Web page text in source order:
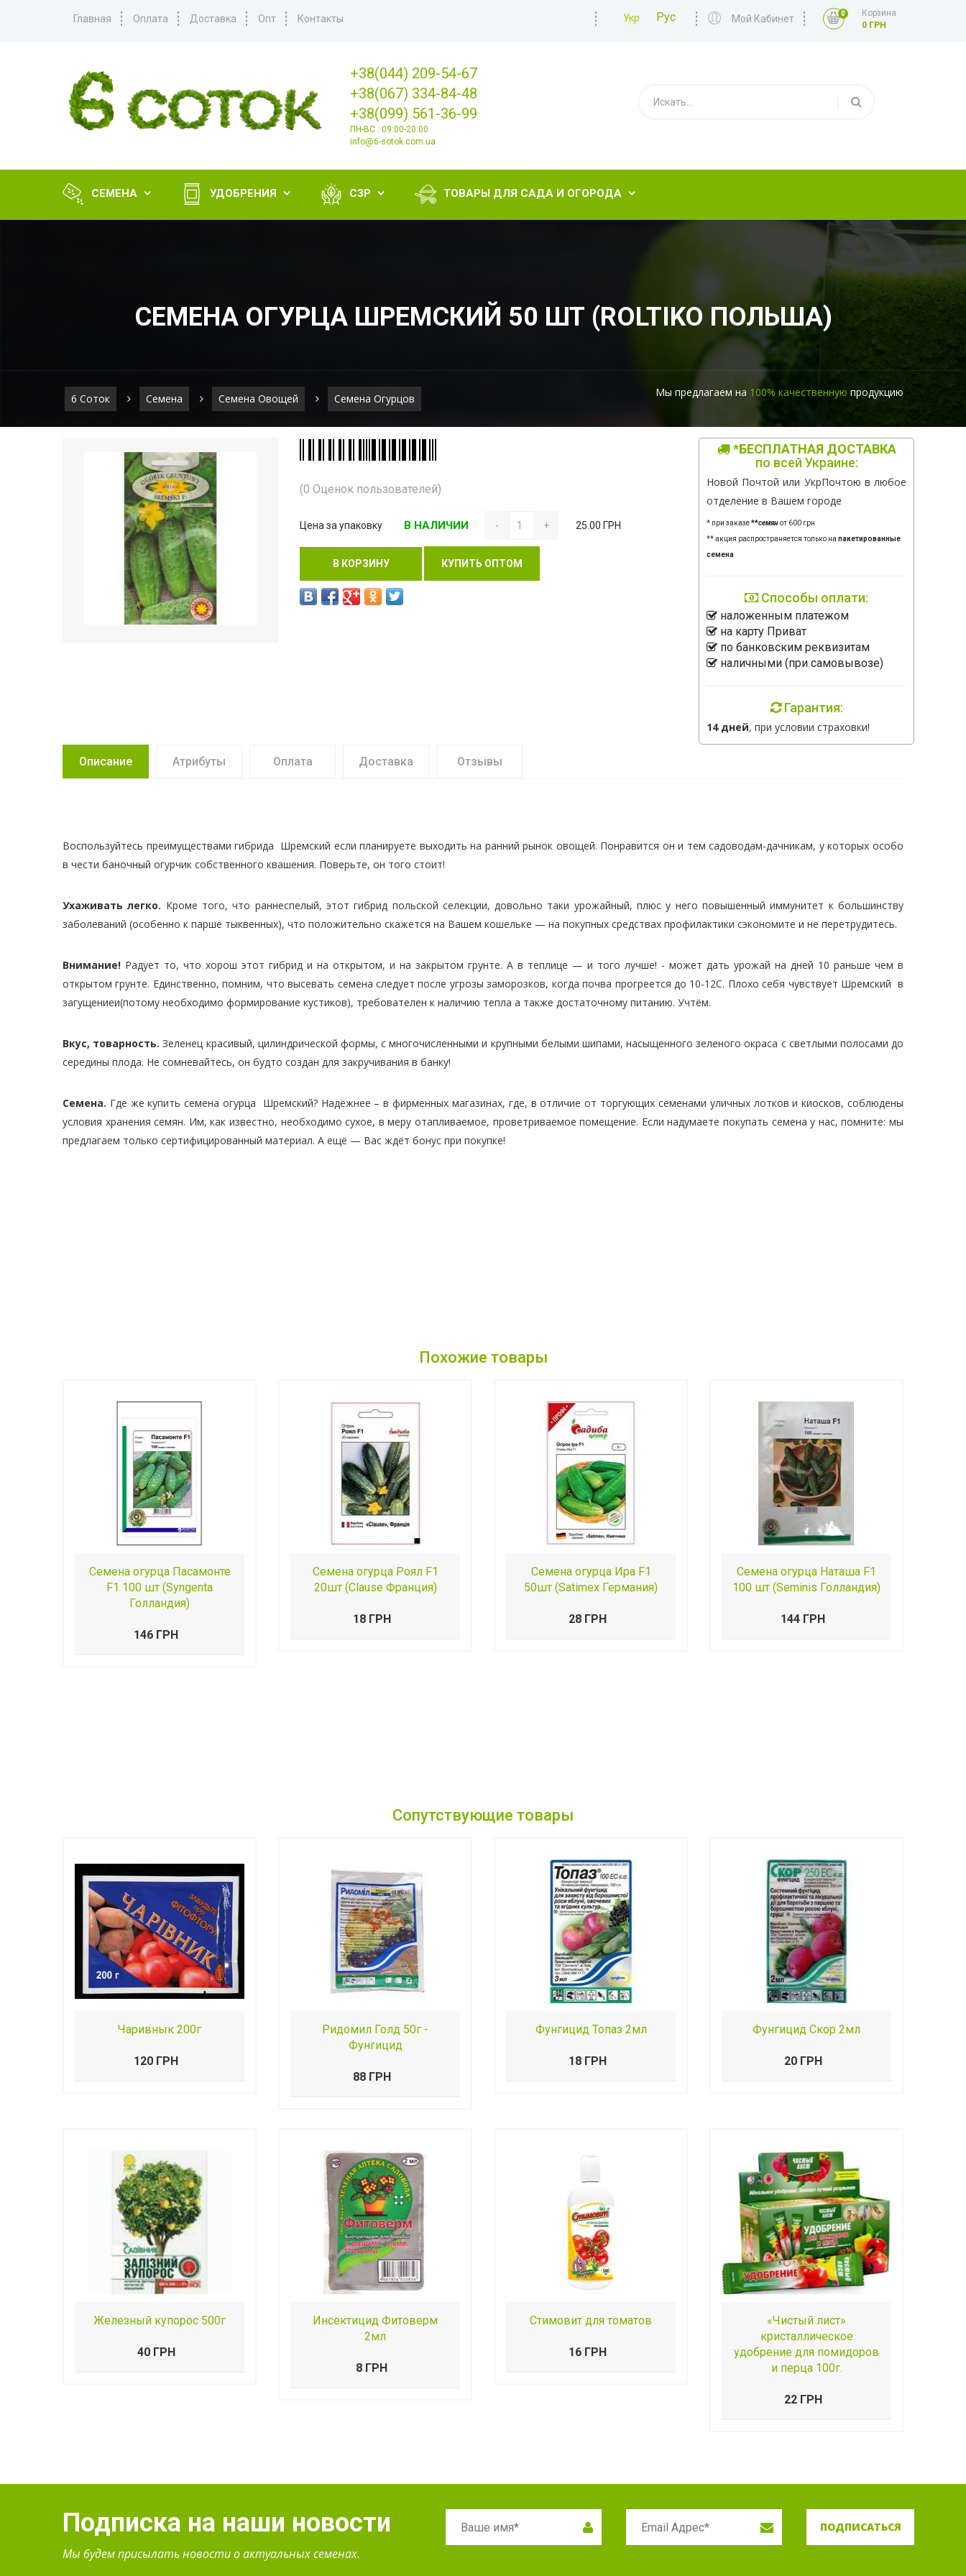
Главная Оплата Доставка Опт Контакты Укр Рус Мой Кабинет 0
Корзина
0 ГРН
+38(044) 209-54-67
+38(067) 334-84-48
+38(099) 561-36-99
ПН-ВС : 09:00-20:00
info@6-sotok.com.ua
СЕМЕНА  УДОБРЕНИЯ  СЗР  ТОВАРЫ ДЛЯ САДА И ОГОРОДА 
СЕМЕНА ОГУРЦА ШРЕМСКИЙ 50 ШТ (ROLTIKO ПОЛЬША)
6 Соток Семена Семена Овощей Семена Огурцов Мы предлагаем на 100% качественную продукцию
(0 Оценок пользователей)
Цена за упаковку В НАЛИЧИИ - + 25.00 ГРН
В КОРЗИНУ КУПИТЬ ОПТОМ
*БЕСПЛАТНАЯ ДОСТАВКА
по всей Украине:
Новой Почтой или УкрПочтою в любое
отделение в Вашем городе
* при заказе**семянот 600 грн
** акция распространяется только на пакетированные
семена
Способы оплати:
наложенным платежом
на карту Приват
по банковским реквизитам
наличными (при самовывозе)
Гарантия:
14 дней, при условии страховки!
Описание Атрибуты Оплата Доставка Отзывы
Воспользуйтесь преимуществами гибрида Шремский если планируете выходить на ранний рынок овощей. Понравится он и тем садоводам-дачникам, у которых особо
в чести баночный огурчик собственного квашения. Поверьте, он того стоит!
Ухаживать легко. Кроме того, что раннеспелый, этот гибрид польской селекции, довольно таки урожайный, плюс у него повышенный иммунитет к большинству
заболеваний (особенно к парше тыквенных), что положительно скажется на Вашем кошельке — на покупных средствах профилактики сэкономите и не перетрудитесь.
Внимание! Радует то, что хорош этот гибрид и на открытом, и на закрытом грунте. А в теплице — и того лучше! - может дать урожай на дней 10 раньше чем в
открытом грунте. Единственно, помним, что высевать семена следует после угрозы заморозков, когда почва прогреется до 10-12С. Плохо себя чувствует Шремский в
загущениеи(потому необходимо формирование кустиков), требователен к наличию тепла а также достаточному питанию. Учтём.
Вкус, товарность. Зеленец красивый, цилиндрической формы, с многочисленными и крупными белыми шипами, насыщенного зеленого окраса с светлыми полосами до
середины плода. Не сомневайтесь, он будто создан для закручивания в банку!
Семена. Где же купить семена огурца Шремский? Надёжнее – в фирменных магазинах, где, в отличие от торгующих семенами уличных лотков и киосков, соблюдены
условия хранения семян. Им, как известно, необходимо сухое, в меру отапливаемое, проветриваемое помещение. Если надумаете покупать семена у нас, помните: мы
предлагаем только сертифицированный материал. А ещё — Вас ждёт бонус при покупке!
Похожие товары
Семена огурца Пасамонте
F1 100 шт (Syngenta
Голландия)
146 ГРН
Семена огурца Роял F1
20шт (Clause Франция)
18 ГРН
Семена огурца Ира F1
50шт (Satimex Германия)
28 ГРН
Семена огурца Наташа F1
100 шт (Seminis Голландия)
144 ГРН
Сопутствующие товары
Чаривнык 200г
120 ГРН
Ридомил Голд 50г -
Фунгицид
88 ГРН
Фунгицид Топаз 2мл
18 ГРН
Фунгицид Скор 2мл
20 ГРН
Железный купорос 500г
40 ГРН
Инсектицид Фитоверм
2мл
8 ГРН
Стимовит для томатов
16 ГРН
«Чистый лист»
кристаллическое
удобрение для помидоров
и перца 100г.
22 ГРН
Подписка на наши новости
Мы будем присылать новости о актуальных семенах.
ПОДПИСАТЬСЯ